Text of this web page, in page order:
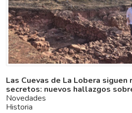
Las Cuevas de La Lobera siguen
secretos: nuevos hallazgos
Novedades
Historia